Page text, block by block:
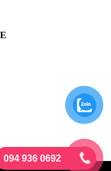
094 936 0692